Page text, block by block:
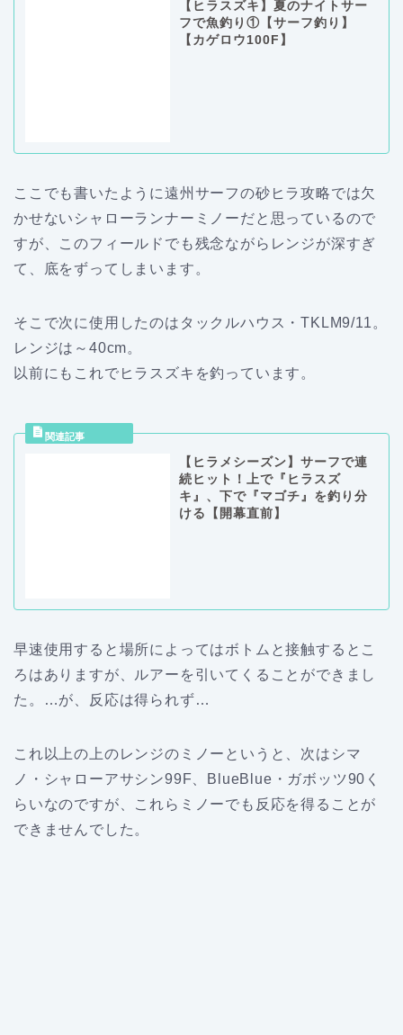
【ヒラスズキ】夏のナイトサー
フで魚釣り①【サーフ釣り】
【カゲロウ100F】
ここでも書いたように遠州サーフの砂ヒラ攻略では欠
かせないシャローランナーミノーだと思っているので
すが、このフィールドでも残念ながらレンジが深すぎ
て、底をずってしまいます。
そこで次に使用したのはタックルハウス・TKLM9/11。
レンジは～40cm。
以前にもこれでヒラスズキを釣っています。
【ヒラメシーズン】サーフで連
続ヒット！上で『ヒラスズ
キ』、下で『マゴチ』を釣り分
ける【開幕直前】
早速使用すると場所によってはボトムと接触するとこ
ろはありますが、ルアーを引いてくることができまし
た。…が、反応は得られず…
これ以上の上のレンジのミノーというと、次はシマ
ノ・シャローアサシン99F、BlueBlue・ガボッツ90く
らいなのですが、これらミノーでも反応を得ることが
できませんでした。